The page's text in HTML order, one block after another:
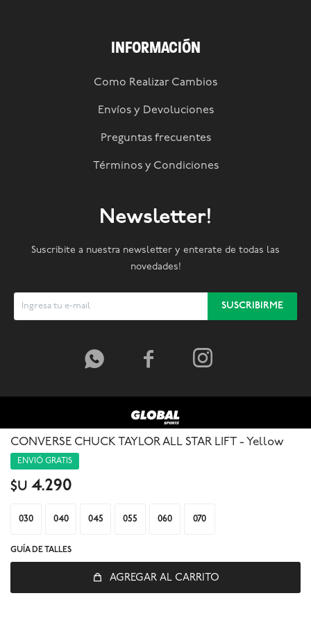
CONVERSE CHUCK TAYLOR ALL STAR LIFT - Yellow
ENVIÓ GRATIS
$U 4.290
030 040 045 055 060 070
GUÍA DE TALLES
AGREGAR AL CARRITO
INFORMACIÓN
Como Realizar Cambios
Envíos y Devoluciones
Preguntas frecuentes
Términos y Condiciones
Newsletter!
Suscribite a nuestra newsletter y enterate de todas las
novedades!
SUSCRIBIRME
  